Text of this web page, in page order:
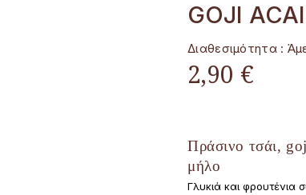
GOJI ACAI
Διαθεσιμότητα :
2,90 €
Πράσινο τσάι,
μήλο
Γλυκιά και φρουτένια